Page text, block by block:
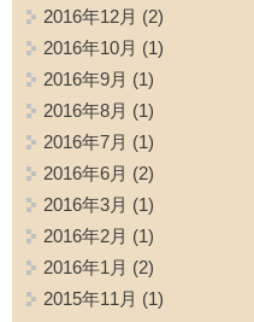
2016年12月 (2)
2016年10月 (1)
2016年9月 (1)
2016年8月 (1)
2016年7月 (1)
2016年6月 (2)
2016年3月 (1)
2016年2月 (1)
2016年1月 (2)
2015年11月 (1)